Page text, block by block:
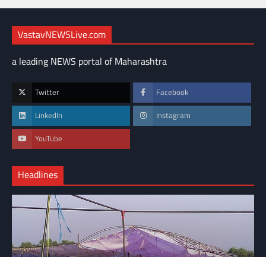
VastavNEWSLive.com
a leading NEWS portal of Maharashtra
Twitter Facebook
LinkedIn Instagram
YouTube
Headlines